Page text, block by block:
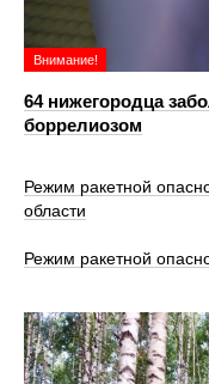
Внимание!
64 нижегородца
боррелиозом
Режим ракетной
области
Режим ракетной